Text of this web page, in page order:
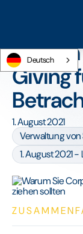
Deutsch
Warum Sie
Giving
1. August 2021
Verwaltung
1. August 2021